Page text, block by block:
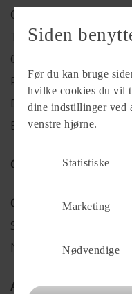
Campingtips &
Temaer og aktiviteter
Camping- &
Praktisk information
Danske Destinationer
Bæredygtig Camping
Campingpladser
Campingvogne
Søg Campingvogn
Nye og brugte
Autocampere
Siden
Før du kan bruge
hvilke cookies du vil
dine indstillinger ved
venstre hjørne.
Statistiske
Marketing
Nødvendige